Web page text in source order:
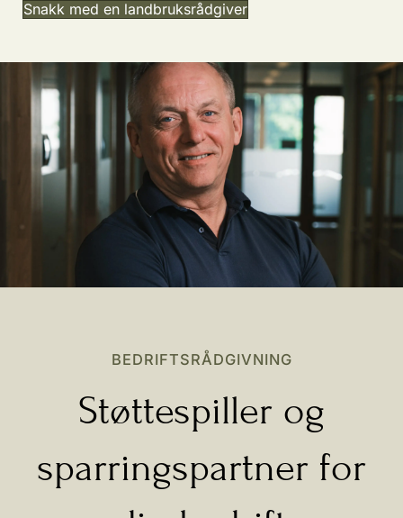
Snakk med en landbruksrådgiver
BEDRIFTSRÅDGIVNING
Støttespiller og
sparringspartner for